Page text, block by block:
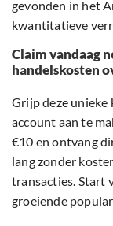
gevonden in het
kwantitatieve
Claim vandaag
handelskosten
Grijp deze unieke
account aan te
€10 en ontvang
lang zonder
transacties. Start
groeiende